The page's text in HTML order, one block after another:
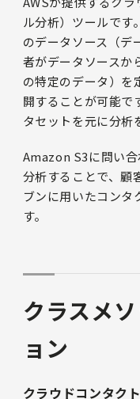
ル分析）ツールで
のデータソース（デ
者がデータソースか
の特定のデータ）
開することが可能
タセットを元に分析
Amazon S3に問い
分析することで、顧
ブンに用いたコンタ
す。
クラスメ
ョン
クラウドコンタク